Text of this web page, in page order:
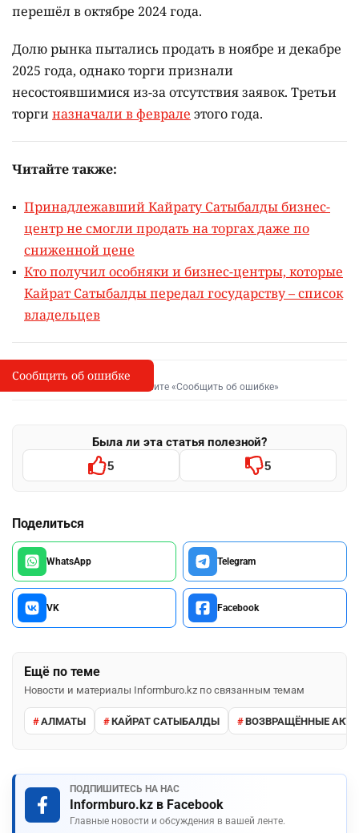
перешёл в октябре 2024 года.
Долю рынка пытались продать в ноябре и декабре
2025 года, однако торги признали
несостоявшимися из-за отсутствия заявок. Третьи
торгиназначали в феврале этого года.
Читайте также:
Принадлежавший Кайрату Сатыбалды бизнес-
центр не смогли продать на торгах даже по
сниженной цене
Кто получил особняки и бизнес-центры, которые
Кайрат Сатыбалды передал государству – список
владельцев
I
Сообщить об опечатке
Выделите фрагмент и нажмите «Сообщить об ошибке»
Была ли эта статья полезной?
5 5
Поделиться
WhatsApp Telegram
VK Facebook
Ещё по теме
Новости и материалы Informburo.kz по связанным темам
АЛМАТЫ КАЙРАТ САТЫБАЛДЫ ВОЗВРАЩЁННЫЕ
ПОДПИШИТЕСЬ НА НАС
Informburo.kz в Facebook
Главные новости и обсуждения в вашей ленте.
Сообщить об ошибке